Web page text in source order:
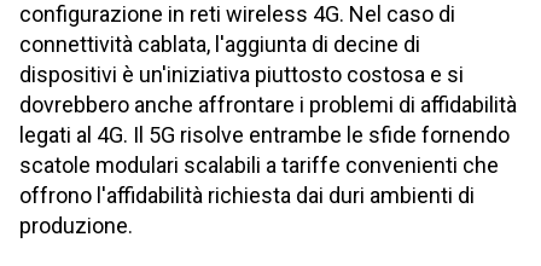
configurazione in reti wireless 4G. Nel caso di
connettività cablata, l'aggiunta di decine di
dispositivi è un'iniziativa piuttosto costosa e si
dovrebbero anche affrontare i problemi di affidabilità
legati al 4G. Il 5G risolve entrambe le sfide fornendo
scatole modulari scalabili a tariffe convenienti che
offrono l'affidabilità richiesta dai duri ambienti di
produzione.